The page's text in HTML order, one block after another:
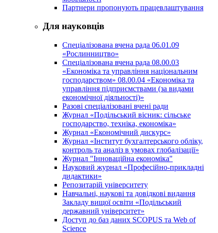
Партнери пропонують працевлаштування
Для науковців
Спеціалізована вчена рада 06.01.09
«Рослинництво»
Спеціалізована вчена рада 08.00.03
«Економіка та управління національним
господарством» 08.00.04 «Економіка та
управління підприємствами (за видами
економічної діяльності)»
Разові спеціалізовані вчені ради
Журнал «Подільський вісник: сільське
господарство, техніка, економіка»
Журнал «Економічний дискурс»
Журнал «Інститут бухгалтерського обліку,
контроль та аналіз в умовах глобалізації»
Журнал "Інноваційна економіка"
Науковий журнал «Професійно-прикладні
дидактики»
Репозитарій університету
Навчальні, наукові та довідкові видання
Закладу вищої освіти «Подільський
державний університет»
Доступ до баз даних SCOPUS та Web of
Science